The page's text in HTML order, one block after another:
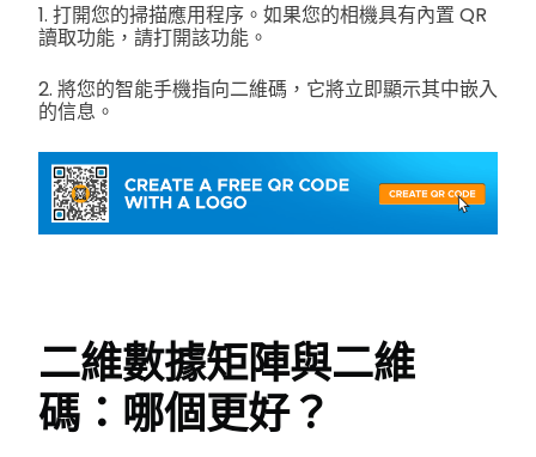
1. 打開您的掃描應用程序。如果您的相機具有內置 QR
讀取功能，請打開該功能。
2. 將您的智能手機指向二維碼，它將立即顯示其中嵌入
的信息。
二維數據矩陣與二維
碼：哪個更好？